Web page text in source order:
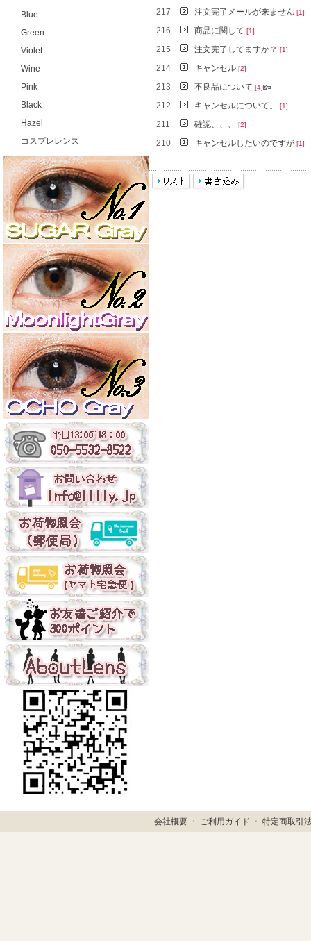
Blue
Green
Violet
Wine
Pink
Black
Hazel
コスプレレンズ
217 注文完了メールが来ません [1]
216 商品に関して [1]
215 注文完了してますか？ [1]
214 キャンセル [2]
213 不良品について [4]
212 キャンセルについて。 [1]
211 確認、、、 [2]
210 キャンセルしたいのですが [1]
会社概要ㆍ ご利用ガイド ㆍ 特定商取引